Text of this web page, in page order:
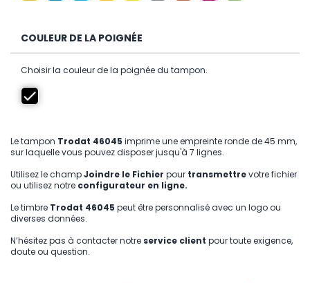
COULEUR DE LA POIGNÉE
Choisir la couleur de la poignée du tampon.
Le tampon Trodat 46045 imprime une empreinte ronde de 45 mm,
sur laquelle vous pouvez disposer jusqu'à 7 lignes.
Utilisez le champJoindre le Fichier pour transmettrevotre fichier
ou utilisez notre configurateur en ligne.
Le timbre Trodat 46045 peut être personnalisé avec un logo ou
diverses données.
N’hésitez pas à contacter notre service client pour toute exigence,
doute ou question.